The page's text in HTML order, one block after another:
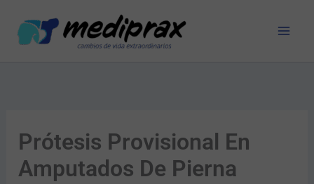
contenido
Prótesis Provisional En
Amputados De Pierna